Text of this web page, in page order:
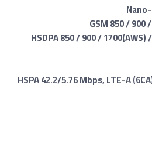
HSPA 42.2/5.76 Mbps, LTE-A